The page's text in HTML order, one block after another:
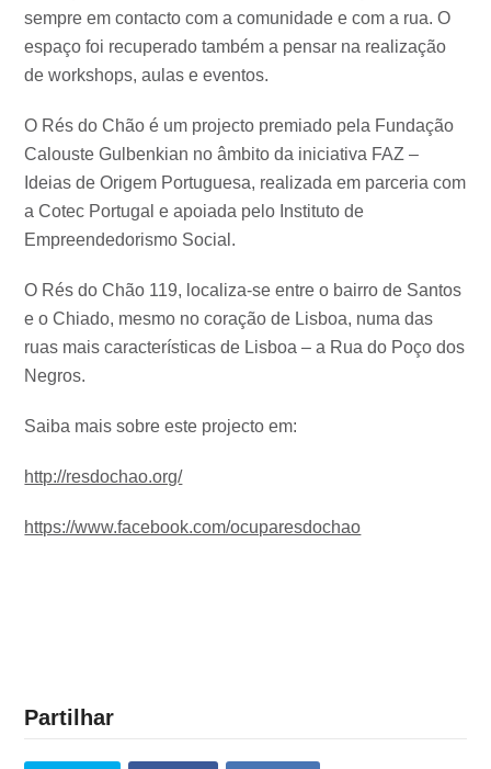
sempre em contacto com a comunidade e com a rua. O
espaço foi recuperado também a pensar na realização
de workshops, aulas e eventos.
O Rés do Chão é um projecto premiado pela Fundação
Calouste Gulbenkian no âmbito da iniciativa FAZ –
Ideias de Origem Portuguesa, realizada em parceria com
a Cotec Portugal e apoiada pelo Instituto de
Empreendedorismo Social.
O Rés do Chão 119, localiza-se entre o bairro de Santos
e o Chiado, mesmo no coração de Lisboa, numa das
ruas mais características de Lisboa – a Rua do Poço dos
Negros.
Saiba mais sobre este projecto em:
http://resdochao.org/
https://www.facebook.com/ocuparesdochao
Partilhar